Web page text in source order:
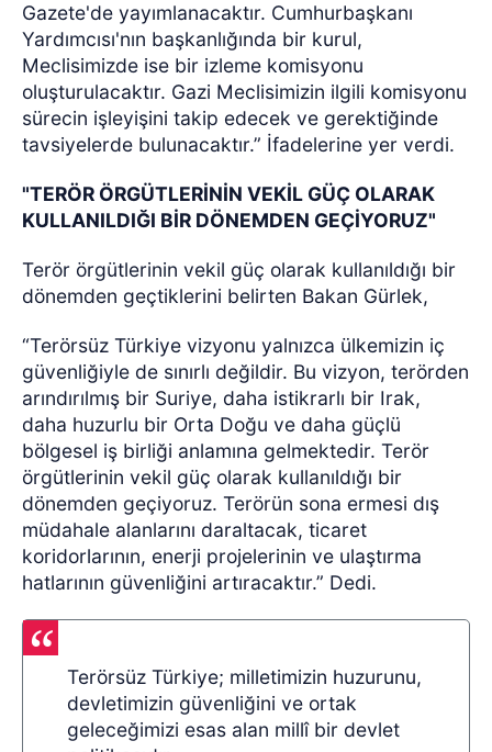
Gazete'de yayımlanacaktır. Cumhurbaşkanı
Yardımcısı'nın başkanlığında bir kurul,
Meclisimizde ise bir izleme komisyonu
oluşturulacaktır. Gazi Meclisimizin ilgili komisyonu
sürecin işleyişini takip edecek ve gerektiğinde
tavsiyelerde bulunacaktır.” İfadelerine yer verdi.
"TERÖR ÖRGÜTLERİNİN VEKİL GÜÇ OLARAK
KULLANILDIĞI BİR DÖNEMDEN GEÇİYORUZ"
Terör örgütlerinin vekil güç olarak kullanıldığı bir
dönemden geçtiklerini belirten Bakan Gürlek,
“Terörsüz Türkiye vizyonu yalnızca ülkemizin iç
güvenliğiyle de sınırlı değildir. Bu vizyon, terörden
arındırılmış bir Suriye, daha istikrarlı bir Irak,
daha huzurlu bir Orta Doğu ve daha güçlü
bölgesel iş birliği anlamına gelmektedir. Terör
örgütlerinin vekil güç olarak kullanıldığı bir
dönemden geçiyoruz. Terörün sona ermesi dış
müdahale alanlarını daraltacak, ticaret
koridorlarının, enerji projelerinin ve ulaştırma
hatlarının güvenliğini artıracaktır.” Dedi.
Terörsüz Türkiye; milletimizin huzurunu,
devletimizin güvenliğini ve ortak
geleceğimizi esas alan millî bir devlet